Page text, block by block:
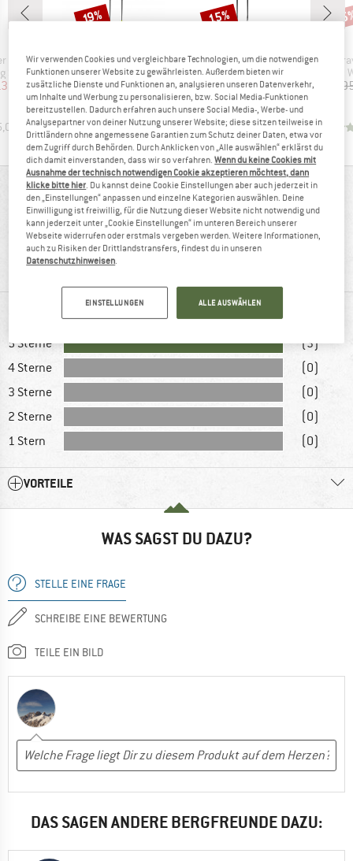
Lite
Stöcke
Preis
€
)
Artikel
Traveller FX.One Carbon
Produktgruppe
Nordic Walking Stöcke
Preis
169,95 €reduzierter Preis
137,66 €
4,0(7)
Rabatt
19%
Artikel
Smart Supreme
Produktgruppe
Nordic Walking Stöcke
Preis
119,95 €reduzierter Preis
101,96 €
5,0(2)
Rabatt
15%
Nordic
BEWERTUNGSÜBERSICHT
5,0
(3)
100%
BEWERTUNGEN
5 Sterne
(3)
4 Sterne
(0)
3 Sterne
(0)
2 Sterne
(0)
1 Stern
(0)
VORTEILE
WAS SAGST DU DAZU?
STELLE EINE FRAGE
SCHREIBE EINE BEWERTUNG
TEILE EIN BILD
DAS SAGEN ANDERE BERGFREUNDE DAZU:
Wir verwenden Cookies und vergleichbare Technologien, um die notwendigen
Funktionen unserer Website zu gewährleisten. Außerdem bieten wir
zusätzliche Dienste und Funktionen an, analysieren unseren Datenverkehr,
um Inhalte und Werbung zu personalisieren, bzw. Social Media-Funktionen
bereitzustellen. Dadurch erfahren auch unsere Social Media-, Werbe- und
Analysepartner von deiner Nutzung unserer Website; diese sitzen teilweise in
Drittländern ohne angemessene Garantien zum Schutz deiner Daten, etwa vor
dem Zugriff durch Behörden. Durch Anklicken von „Alle auswählen“ erklärst du
dich damit einverstanden, dass wir so verfahren.Wenn du keine Cookies mit
Ausnahme der technisch notwendigen Cookie akzeptieren möchtest, dann
klicke bitte hier. Du kannst deine Cookie Einstellungen aber auch jederzeit in
den „Einstellungen“ anpassen und einzelne Kategorien auswählen. Deine
Einwilligung ist freiwillig, für die Nutzung dieser Website nicht notwendig und
kann jederzeit unter „Cookie Einstellungen“ im unteren Bereich unserer
Webseite widerrufen oder erstmals vergeben werden. Weitere Informationen,
auch zu Risiken der Drittlandstransfers, findest du in unseren
Datenschutzhinweisen.
EINSTELLUNGEN ALLE AUSWÄHLEN